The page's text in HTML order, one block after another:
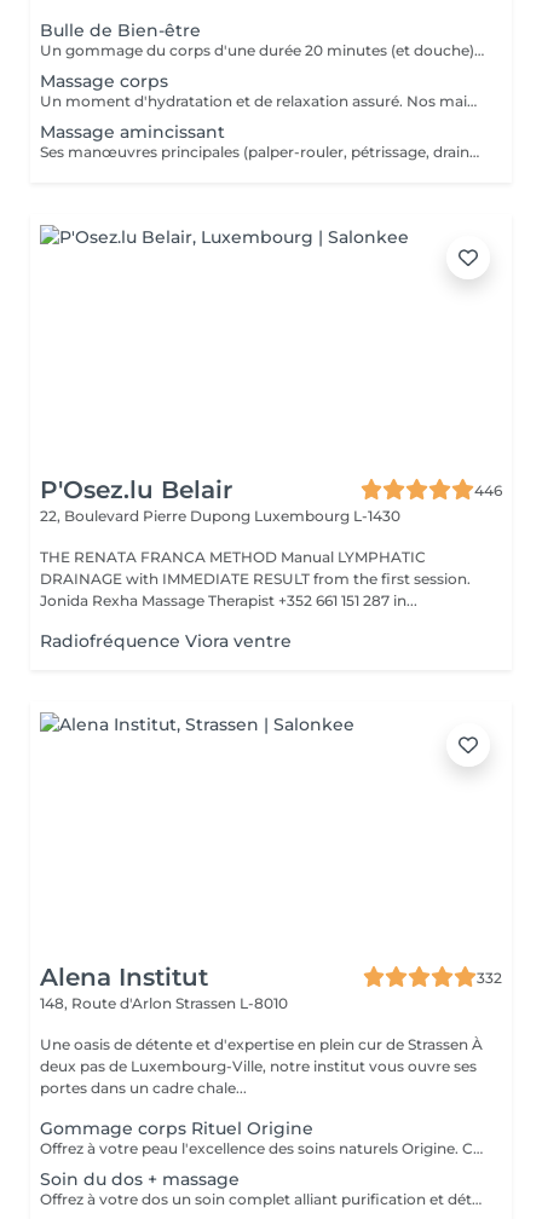
Bulle de Bien-être
Un gommage du corps d'une durée 20 minutes (et douche) +Un massage relaxant Californien 90 minutes
Massage corps
Un moment d'hydratation et de relaxation assuré. Nos mains expertes vont vous assurer la pression nécessaires pour un massage du corps réussi.
Massage amincissant
Ses manœuvres principales (palper-rouler, pétrissage, drainage) visent à déstocker les graisses, lisser la cellulite et stimuler la circulation,
P'Osez.lu Belair
446
22, Boulevard Pierre Dupong Luxembourg L-1430
THE RENATA FRANCA METHOD Manual LYMPHATIC
DRAINAGE with IMMEDIATE RESULT from the first session.
Jonida Rexha Massage Therapist +352 661 151 287 in...
Radiofréquence Viora ventre
Alena Institut
332
148, Route d'Arlon Strassen L-8010
Une oasis de détente et d'expertise en plein cur de Strassen À
deux pas de Luxembourg-Ville, notre institut vous ouvre ses
portes dans un cadre chale...
Gommage corps Rituel Origine
Offrez à votre peau l'excellence des soins naturels Origine. Ce gommage exfolie délicatement grâce à des textures raffinées et des ingrédients sélectionnés pour leur pureté. Il lisse le grain de peau, réveille l'éclat naturel et enveloppe le corps d'un parfum subtil et sensoriel. Un rituel d'exception qui laisse la peau incroyablement douce, soyeuse et lumineuse, prête à recevoir tous les bienfaits des soins suivants.
Soin du dos + massage
Offrez à votre dos un soin complet alliant purification et détente profonde. Ce rituel associe un nettoyage expert, une exfoliation raffinée et des manuvres relaxantes pour libérer les tensions. La peau est purifiée, douce et lumineuse, tandis que le corps retrouve une sensation de confort absolu. Un moment précieux qui allie efficacité et bien-être.